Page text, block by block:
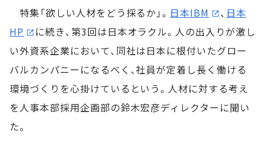
特集「欲しい人材をどう採るか」。 日本IBM 、 日本
HP
に続き、第3回は日本オラクル。人の出入りが激し
い外資系企業において、同社は日本に根付いたグロー
バルカンパニーになるべく、社員が定着し長く働ける
環境づくりを心掛けているという。人材に対する考え
を人事本部採用企画部の鈴木宏彦ディレクターに聞い
た。